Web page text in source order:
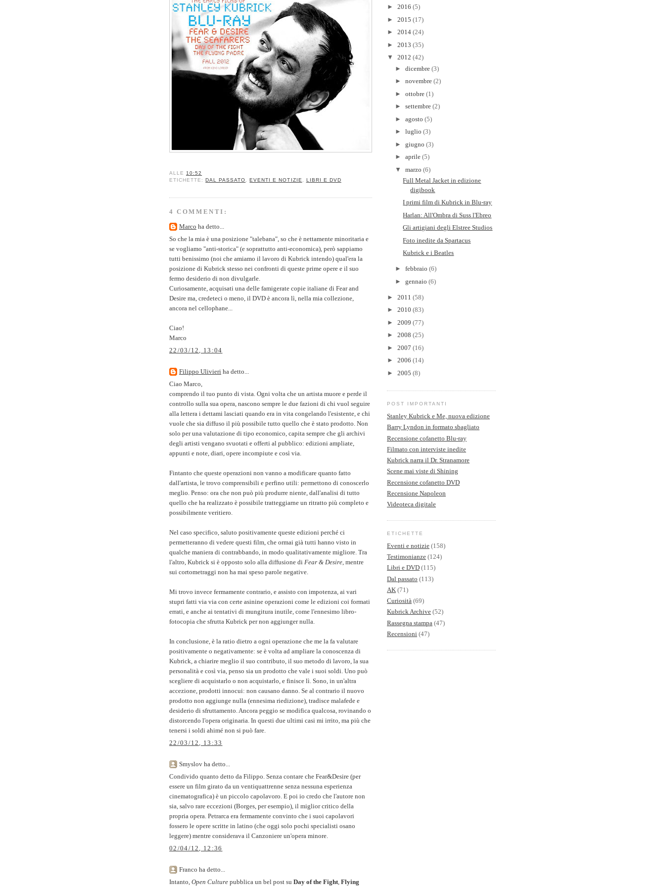
ALLE10:52
ETICHETTE: DAL PASSATO, EVENTI E NOTIZIE, LIBRI E DVD
4 COMMENTI:
Marco ha detto...
So che la mia è una posizione "talebana", so che è nettamente minoritaria e
se vogliamo "anti-storica" (e soprattutto anti-economica), però sappiamo
tutti benissimo (noi che amiamo il lavoro di Kubrick intendo) qual'era la
posizione di Kubrick stesso nei confronti di queste prime opere e il suo
fermo desiderio di non divulgarle.
Curiosamente, acquisati una delle famigerate copie italiane di Fear and
Desire ma, credeteci o meno, il DVD è ancora lì, nella mia collezione,
ancora nel cellophane...
Ciao!
Marco
22/03/12, 13:04
Filippo Ulivieri ha detto...
Ciao Marco,
comprendo il tuo punto di vista. Ogni volta che un artista muore e perde il
controllo sulla sua opera, nascono sempre le due fazioni di chi vuol seguire
alla lettera i dettami lasciati quando era in vita congelando l'esistente, e chi
vuole che sia diffuso il più possibile tutto quello che è stato prodotto. Non
solo per una valutazione di tipo economico, capita sempre che gli archivi
degli artisti vengano svuotati e offerti al pubblico: edizioni ampliate,
appunti e note, diari, opere incompiute e così via.
Fintanto che queste operazioni non vanno a modificare quanto fatto
dall'artista, le trovo comprensibili e perfino utili: permettono di conoscerlo
meglio. Penso: ora che non può più produrre niente, dall'analisi di tutto
quello che ha realizzato è possibile tratteggiarne un ritratto più completo e
possibilmente veritiero.
Nel caso specifico, saluto positivamente queste edizioni perché ci
permetteranno di vedere questi film, che ormai già tutti hanno visto in
qualche maniera di contrabbando, in modo qualitativamente migliore. Tra
l'altro, Kubrick si è opposto solo alla diffusione di Fear & Desire , mentre
sui cortometraggi non ha mai speso parole negative.
Mi trovo invece fermamente contrario, e assisto con impotenza, ai vari
stupri fatti via via con certe asinine operazioni come le edizioni coi formati
errati, e anche ai tentativi di mungitura inutile, come l'ennesimo libro-
fotocopia che sfrutta Kubrick per non aggiunger nulla.
In conclusione, è la ratio dietro a ogni operazione che me la fa valutare
positivamente o negativamente: se è volta ad ampliare la conoscenza di
Kubrick, a chiarire meglio il suo contributo, il suo metodo di lavoro, la sua
personalità e così via, penso sia un prodotto che vale i suoi soldi. Uno può
scegliere di acquistarlo o non acquistarlo, e finisce lì. Sono, in un'altra
accezione, prodotti innocui: non causano danno. Se al contrario il nuovo
prodotto non aggiunge nulla (ennesima riedizione), tradisce malafede e
desiderio di sfruttamento. Ancora peggio se modifica qualcosa, rovinando o
distorcendo l'opera originaria. In questi due ultimi casi mi irrito, ma più che
tenersi i soldi ahimé non si può fare.
22/03/12, 13:33
Smyslov ha detto...
Condivido quanto detto da Filippo. Senza contare che Fear&Desire (per
essere un film girato da un ventiquattrenne senza nessuna esperienza
cinematografica) è un piccolo capolavoro. E poi io credo che l'autore non
sia, salvo rare eccezioni (Borges, per esempio), il miglior critico della
propria opera. Petrarca era fermamente convinto che i suoi capolavori
fossero le opere scritte in latino (che oggi solo pochi specialisti osano
leggere) mentre considerava il Canzoniere un'opera minore.
02/04/12, 12:36
Franco ha detto...
Intanto, Open Culture pubblica un bel post su Day of the Fight Flying
► 2016 (5)
► 2015 (17)
► 2014 (24)
► 2013 (35)
▼ 2012 (42)
► dicembre (3)
► novembre (2)
► ottobre (1)
► settembre (2)
► agosto (5)
► luglio (3)
► giugno (3)
► aprile (5)
▼ marzo (6)
Full Metal Jacket in edizione
digibook
I primi film di Kubrick in Blu-ray
Harlan: All'Ombra di Suss l'Ebreo
Gli artigiani degli Elstree Studios
Foto inedite da Spartacus
Kubrick e i Beatles
► febbraio (6)
► gennaio (6)
► 2011 (58)
► 2010 (83)
► 2009 (77)
► 2008 (25)
► 2007 (16)
► 2006 (14)
► 2005 (8)
POST IMPORTANTI
Stanley Kubrick e Me, nuova edizione
Barry Lyndon in formato sbagliato
Recensione cofanetto Blu-ray
Filmato con interviste inedite
Kubrick narra il Dr. Stranamore
Scene mai viste di Shining
Recensione cofanetto DVD
Recensione Napoleon
Videoteca digitale
ETICHETTE
Eventi e notizie (158)
Testimonianze (124)
Libri e DVD (115)
Dal passato (113)
AK (71)
Curiosità (69)
Kubrick Archive (52)
Rassegna stampa (47)
Recensioni (47)